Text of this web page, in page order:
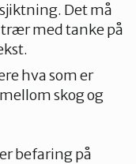
Det må
med tanke på
hva som er
skog og
befaring på